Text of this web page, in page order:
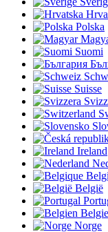
Polska
Suomi
Suisse
Ireland
België
Norge